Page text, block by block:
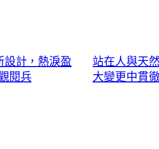
設計，熱淚盈
閱兵
站在人與天
大變更中貫